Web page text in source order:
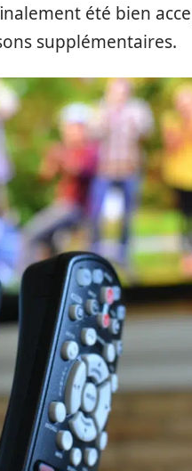
été bien
supplémentaires.